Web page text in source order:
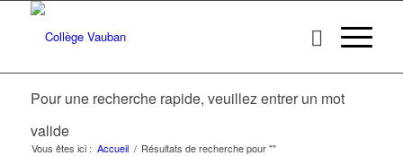
Pour une recherche rapide, veuillez entrer un mot
valide
Vous êtes ici : Accueil / Résultats de recherche pour ""